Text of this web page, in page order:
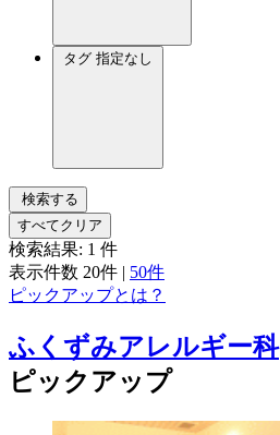
タグ 指定なし
検索する
すべてクリア
検索結果: 1 件
表示件数 20件 | 50件
ピックアップとは？
ふくずみアレルギー科
ピックアップ